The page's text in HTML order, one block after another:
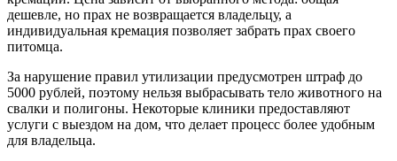
дешевле, но прах не возвращается владельцу, а
индивидуальная кремация позволяет забрать прах своего
питомца.
За нарушение правил утилизации предусмотрен штраф до
5000 рублей, поэтому нельзя выбрасывать тело животного на
свалки и полигоны. Некоторые клиники предоставляют
услуги с выездом на дом, что делает процесс более удобным
для владельца.